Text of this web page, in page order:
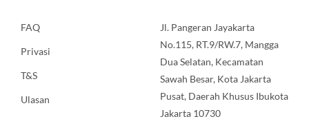
FAQ
Privasi
T&S
Ulasan
Jl. Pangeran Jayakarta
No.115, RT.9/RW.7, Mangga
Dua Selatan, Kecamatan
Sawah Besar, Kota Jakarta
Pusat, Daerah Khusus Ibukota
Jakarta 10730